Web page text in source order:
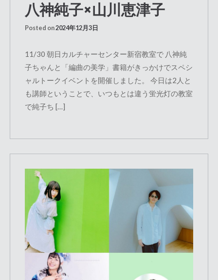
八神純子×山川恵津子
Posted on2024年12月3日
11/30 朝日カルチャーセンター新宿教室で 八神純
子ちゃんと「編曲の美学」書籍がきっかけでスペシ
ャルトークイベントを開催しました。 今日は2人と
も講師ということで、いつもとは違う蛍光灯の教室
で純子ち […]